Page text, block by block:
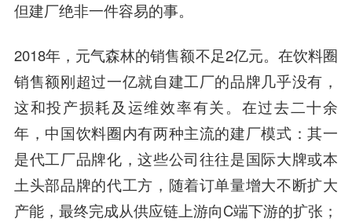
但建厂绝非一件容易的事。
2018年，元气森林的销售额不足2亿元。在饮料圈
销售额刚超过一亿就自建工厂的品牌几乎没有，
这和投产损耗及运维效率有关。在过去二十余
年，中国饮料圈内有两种主流的建厂模式：其一
是代工厂品牌化，这些公司往往是国际大牌或本
土头部品牌的代工方 ，随着订单量增大不断扩大
产能，最终完成从供应链上游向C端下游的扩张；